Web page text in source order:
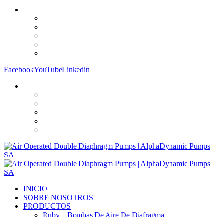
FacebookYouTubeLinkedin
INICIO
SOBRE NOSOTROS
PRODUCTOS
Ruby – Bombas De Aire De Diafragma